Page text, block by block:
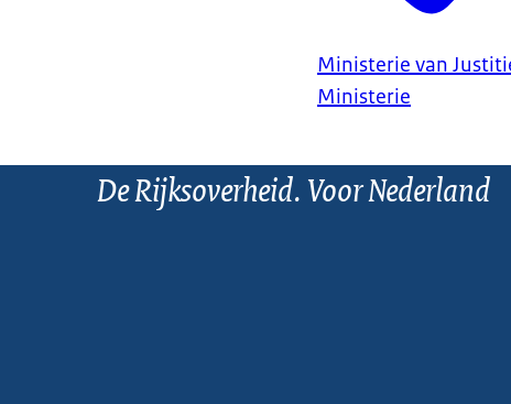
Ministerie van
Ministerie
De Rijksoverheid. Voor Nederland